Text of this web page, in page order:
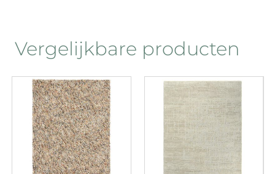
Vergelijkbare producten